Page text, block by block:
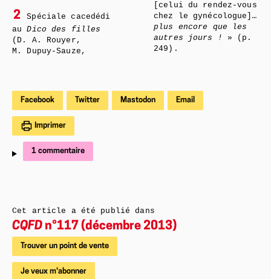
2
Spéciale cacedédi
auDico des filles
(D. A. Rouyer,
M. Dupuy-Sauze,
[celui du rendez-vous
chez le gynécologue] …
plus encore que les
autres jours !
» (p.
249).
Facebook Twitter Mastodon Email
Imprimer
1 commentaire
Cet article a été publié dans
CQFD n°117 (décembre 2013)
Trouver un point de vente
Je veux m'abonner